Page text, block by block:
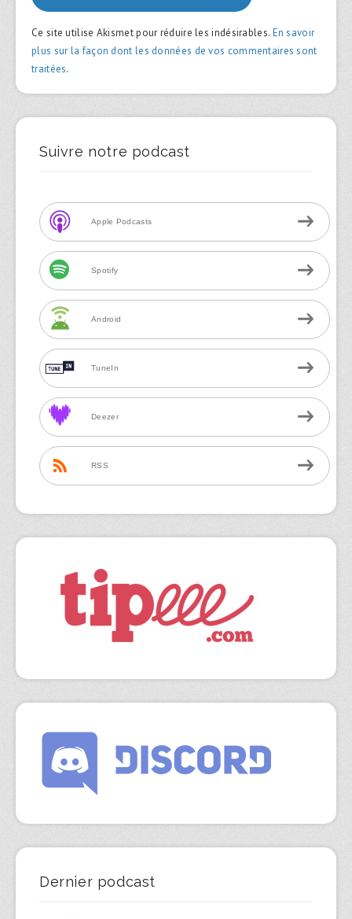
Ce site utilise Akismet pour réduire les indésirables. En savoir
plus sur la façon dont les données de vos commentaires sont
traitées.
Suivre notre podcast
Apple Podcasts
Spotify
Android
TuneIn
Deezer
RSS
Dernier podcast